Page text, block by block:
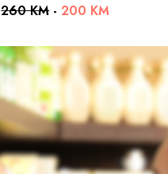
260 KM-200 KM